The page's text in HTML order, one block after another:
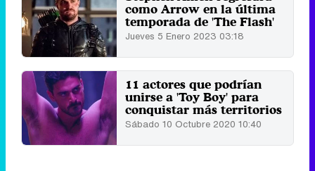
como Arrow en la última
temporada de 'The Flash'
Jueves 5 Enero 2023 03:18
11 actores que podrían
unirse a 'Toy Boy' para
conquistar más territorios
Sábado 10 Octubre 2020 10:40